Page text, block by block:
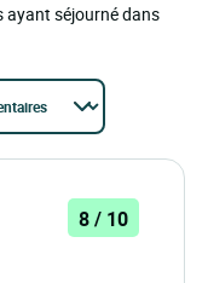
ayant séjourné dans
8 / 10